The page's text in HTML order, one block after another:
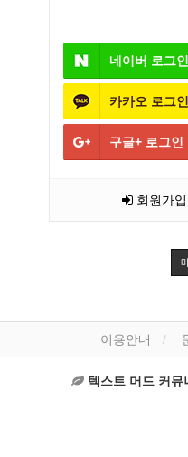
네이버 로그인
카카오 로그인
구글+ 로그인
회원가입
이용안내
텍스트 머드 커뮤